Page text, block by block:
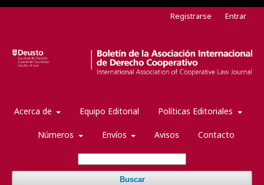
Acerca de Equipo Editorial Políticas Editoriales
Números Envíos Avisos Contacto
Buscar
Registrarse Entrar